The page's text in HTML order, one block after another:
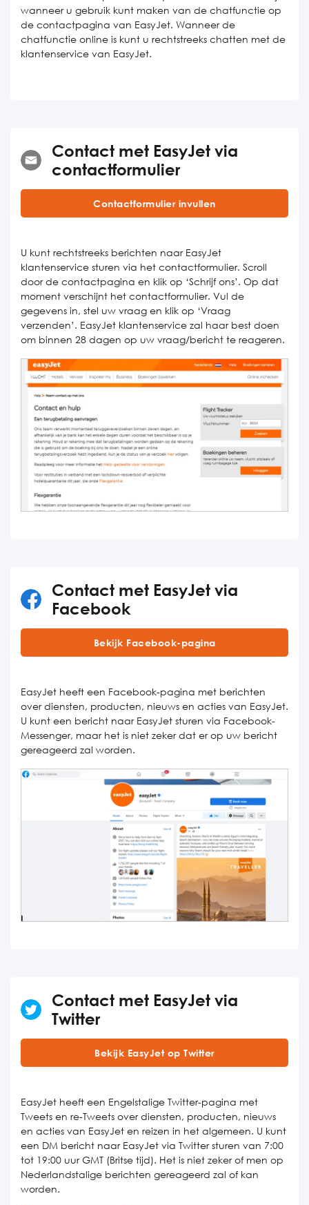
wanneer u gebruik kunt maken van de chatfunctie op
de contactpagina van EasyJet. Wanneer de
chatfunctie online is kunt u rechtstreeks chatten met de
klantenservice van EasyJet.
Contact met EasyJet via
contactformulier
Contactformulier invullen
U kunt rechtstreeks berichten naar EasyJet
klantenservice sturen via het contactformulier. Scroll
door de contactpagina en klik op ‘Schrijf ons’. Op dat
moment verschijnt het contactformulier. Vul de
gegevens in, stel uw vraag en klik op ‘Vraag
verzenden’. EasyJet klantenservice zal haar best doen
om binnen 28 dagen op uw vraag/bericht te reageren.
Contact met EasyJet via
Facebook
Bekijk Facebook-pagina
EasyJet heeft een Facebook-pagina met berichten
over diensten, producten, nieuws en acties van EasyJet.
U kunt een bericht naar EasyJet sturen via Facebook-
Messenger, maar het is niet zeker dat er op uw bericht
gereageerd zal worden.
Contact met EasyJet via
Twitter
Bekijk EasyJet op Twitter
EasyJet heeft een Engelstalige Twitter-pagina met
Tweets en re-Tweets over diensten, producten, nieuws
en acties van EasyJet en reizen in het algemeen. U kunt
een DM bericht naar EasyJet via Twitter sturen van 7:00
tot 19:00 uur GMT (Britse tijd). Het is niet zeker of men op
Nederlandstalige berichten gereageerd zal of kan
worden.